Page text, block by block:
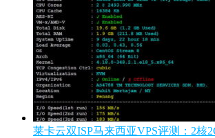
莱卡云双ISP马来西亚VPS评测：2核